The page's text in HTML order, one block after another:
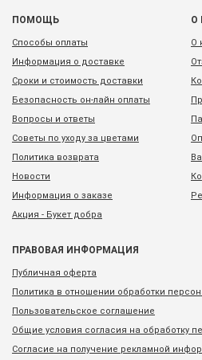
ПОМОЩЬ
Способы оплаты
Информация о доставке
Сроки и стоимость доставки
Безопасность он-лайн оплаты
Вопросы и ответы
Советы по уходу за цветами
Политика возврата
Новости
Информация о заказе
Акция - Букет добра
О
О
ПРАВОВАЯ ИНФОРМАЦИЯ
Публичная оферта
Политика в отношении обработки
Пользовательское соглашение
Общие условия согласия на обработку
Согласие на получение рекламной